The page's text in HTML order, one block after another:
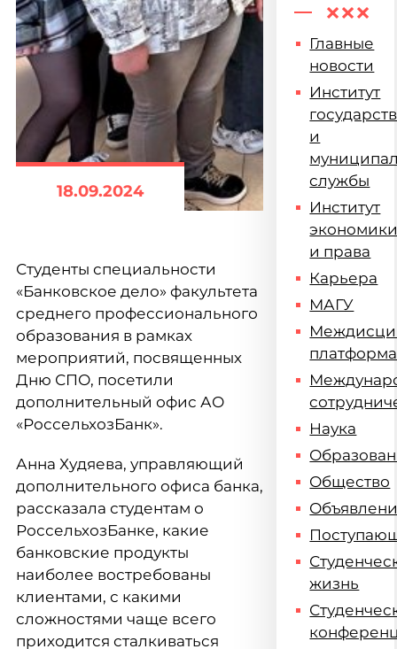
18.09.2024
Студенты специальности
«Банковское дело» факультета
среднего профессионального
образования в рамках
мероприятий, посвященных
Дню СПО, посетили
дополнительный офис АО
«РоссельхозБанк».
Анна Худяева, управляющий
дополнительного офиса банка,
рассказала студентам о
РоссельхозБанке, какие
банковские продукты
наиболее востребованы
клиентами, с какими
сложностями чаще всего
приходится сталкиваться
Главные
новости
Институт
и
службы
Институт
и права
Карьера
МАГУ
платформа
Наука
Общество
жизнь